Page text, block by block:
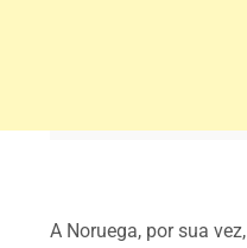
A Noruega, por sua